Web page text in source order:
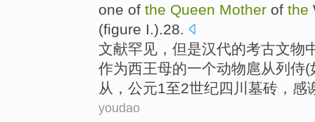
one of the Queen Mother of the
(figure I.).28.
文献罕见， 但是汉代的考古文物
作为西王母的一个动物扈从列侍(
从，公元1至2世纪四川墓砖，感
youdao